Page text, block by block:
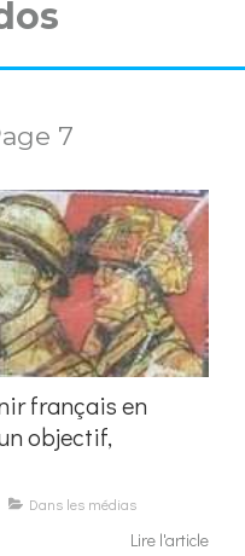
7
français en
objectif,
Dans les médias
Lire l'article